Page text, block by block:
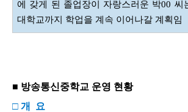
에 갖게 된 졸업장이 자랑스러운 박00 씨
대학교까지 학업을 계속 이어나갈 계획임
■ 방송통신중학교 운영 현황
□ 개 요